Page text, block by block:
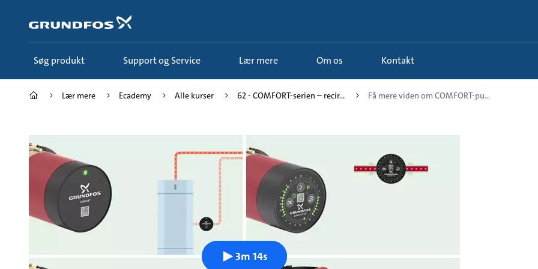
hovedindhold
Søg produkt Support og Service Lær mere Om os Kontakt
Lær mere Ecademy Alle kurser 62 - COMFORT-serien – recir... Få mere viden om COMFORT-pu...
3m 14s